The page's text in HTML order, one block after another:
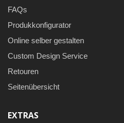
FAQs
Produkkonfigurator
Online selber gestalten
Custom Design Service
Retouren
Seitenübersicht
EXTRAS